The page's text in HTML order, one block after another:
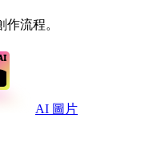
流程。
AI 圖片